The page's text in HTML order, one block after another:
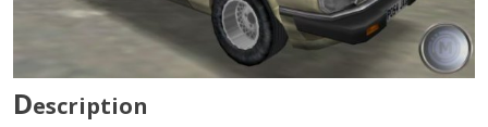
Description